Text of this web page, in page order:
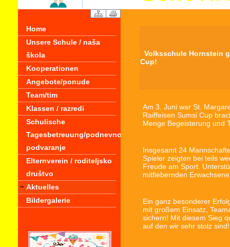
Home
Unsere Schule / naša
škola
Kooperationen
Angebote/ponude
Team/tim
Klassen / razredi
Schulische
Tagesbetreuung/podnevno
podvaranje
Elternverein / roditeljsko
društvo
Aktuelles
Bildergalerie
Volksschule Hornstein
Cup!
Am 3. Juni war St.
Raiffeisen Sumsi Cup
Menge Begeisterung und
Insgesamt 24
Spieler zeigten bei teils
Freude am Sport.
mitfiebernden
Ein ganz besonderer
mit großem Einsatz,
sichern! Mit diesem Sieg
auf den wir sehr stolz sind!